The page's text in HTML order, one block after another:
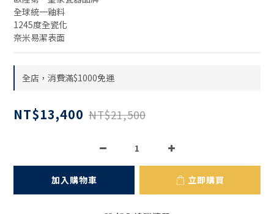
全球統一釉料
1245度全瓷化
奈米易潔表面
全店，消費滿$1000免運
NT$13,400 NT$21,500
加入購物車 立即購買